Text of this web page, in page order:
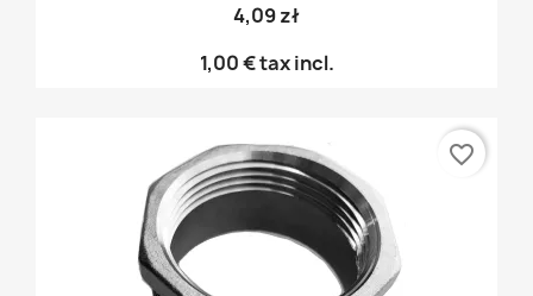
4,09 zł
1,00 €tax incl.
favorite_border